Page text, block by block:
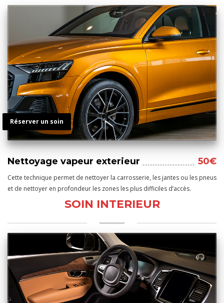
Réserver un soin
Nettoyage vapeur exterieur 50€
Cette technique permet de nettoyer la carrosserie, les jantes ou les pneus
et de nettoyer en profondeur les zones les plus difficiles d’accès.
SOIN INTERIEUR